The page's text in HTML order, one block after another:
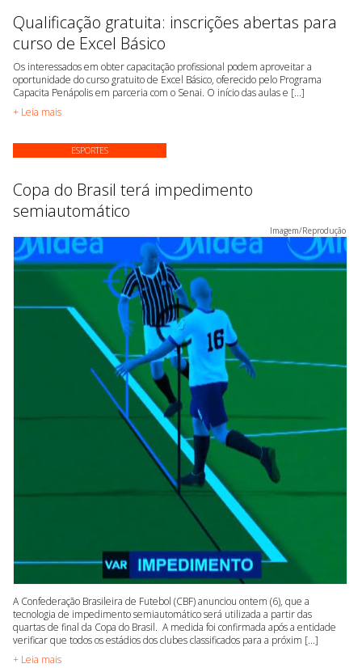
Qualificação gratuita: inscrições abertas para
curso de Excel Básico
Os interessados em obter capacitação profissional podem aproveitar a
oportunidade do curso gratuito de Excel Básico, oferecido pelo Programa
Capacita Penápolis em parceria com o Senai. O início das aulas e [...]
+ Leia mais
ESPORTES
Copa do Brasil terá impedimento
semiautomático
Imagem/Reprodução
A Confederação Brasileira de Futebol (CBF) anunciou ontem (6), que a
tecnologia de impedimento semiautomático será utilizada a partir das
quartas de final da Copa do Brasil. A medida foi confirmada após a entidade
verificar que todos os estádios dos clubes classificados para a próxim [...]
+ Leia mais